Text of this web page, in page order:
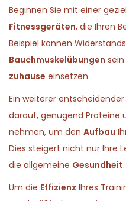
Beginnen Sie mit einer
Fitnessgeräten, die Ihren
Beispiel können
Bauchmuskelübungen
zuhause einsetzen.
Ein weiterer
darauf, genügend Proteine
nehmen, um den Aufbau
Dies steigert nicht nur Ihre
die allgemeine Gesundheit.
Um die Effizienz Ihres